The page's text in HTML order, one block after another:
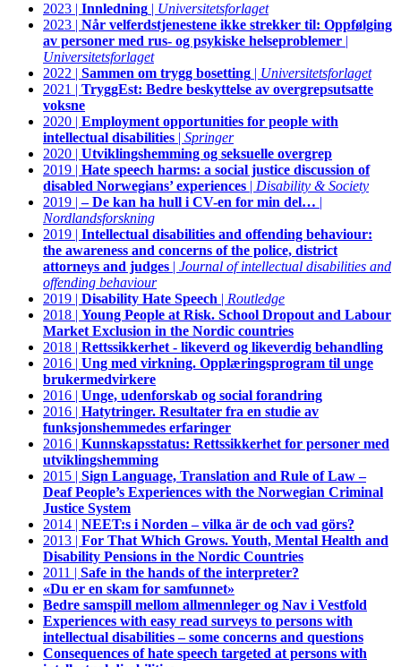
2023 | Innledning | Universitetsforlaget
2023 | Når velferdstjenestene ikke strekker til: Oppfølging
av personer med rus- og psykiske helseproblemer |
Universitetsforlaget
2022 | Sammen om trygg bosetting | Universitetsforlaget
2021 | TryggEst: Bedre beskyttelse av overgrepsutsatte
voksne
2020 | Employment opportunities for people with
intellectual disabilities | Springer
2020 | Utviklingshemming og seksuelle overgrep
2019 | Hate speech harms: a social justice discussion of
disabled Norwegians’ experiences | Disability & Society
2019 |– De kan ha hull i CV-en for min del… |
Nordlandsforskning
2019 | Intellectual disabilities and offending behaviour:
the awareness and concerns of the police, district
attorneys and judges | Journal of intellectual disabilities and
offending behaviour
2019 | Disability Hate Speech | Routledge
2018 | Young People at Risk. School Dropout and Labour
Market Exclusion in the Nordic countries
2018 | Rettssikkerhet - likeverd og likeverdig behandling
2016 | Ung med virkning. Opplæringsprogram til unge
brukermedvirkere
2016 | Unge, udenforskab og social forandring
2016 | Hatytringer. Resultater fra en studie av
funksjonshemmedes erfaringer
2016 | Kunnskapsstatus: Rettssikkerhet for personer med
utviklingshemming
2015 | Sign Language, Translation and Rule of Law –
Deaf People’s Experiences with the Norwegian Criminal
Justice System
2014 | NEET:s i Norden – vilka är de och vad görs?
2013 | For That Which Grows. Youth, Mental Health and
Disability Pensions in the Nordic Countries
2011 | Safe in the hands of the interpreter?
«Du er en skam for samfunnet»
Bedre samspill mellom allmennleger og Nav i Vestfold
Experiences with easy read surveys to persons with
intellectual disabilities – some concerns and questions
Consequences of hate speech targeted at persons with